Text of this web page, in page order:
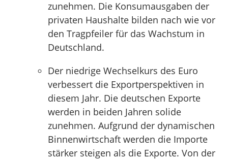
zunehmen. Die Konsumausgaben der
privaten Haushalte bilden nach wie vor
den Tragpfeiler für das Wachstum in
Deutschland.
Der niedrige Wechselkurs des Euro
verbessert die Exportperspektiven in
diesem Jahr. Die deutschen Exporte
werden in beiden Jahren solide
zunehmen. Aufgrund der dynamischen
Binnenwirtschaft werden die Importe
stärker steigen als die Exporte. Von der